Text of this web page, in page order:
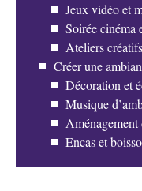
Jeux vidéo et
Soirée cinéma
Ateliers créatifs
Créer une
Décoration et
Musique
Aménagement
Encas et